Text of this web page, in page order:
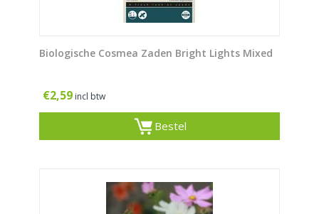
Biologische Cosmea Zaden Bright Lights Mixed
€2,59 incl btw
Bestel